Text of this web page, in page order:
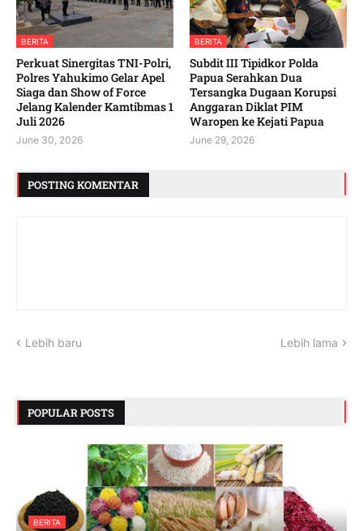
BERITA
‎Perkuat Sinergitas TNI-Polri,
Polres Yahukimo Gelar Apel
Siaga dan Show of Force
Jelang Kalender Kamtibmas 1
Juli 2026 ‎ ‎
June 30, 2026
BERITA
Subdit III Tipidkor Polda
Papua Serahkan Dua
Tersangka Dugaan Korupsi
Anggaran Diklat PIM
Waropen ke Kejati Papua
June 29, 2026
POSTING KOMENTAR
Lebih baru Lebih lama
POPULAR POSTS
BERITA